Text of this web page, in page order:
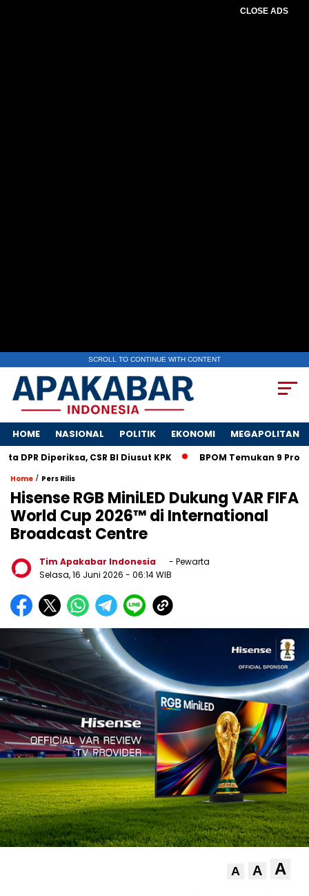
CLOSE ADS
SCROLL TO CONTINUE WITH CONTENT
HOME NASIONAL POLITIK EKONOMI MEGAPOLITAN
CSR BI Diusut KPK BPOM Temukan 9 Produk Obat
Home / Pers Rilis
Hisense RGB MiniLED Dukung VAR FIFA
World Cup 2026™ di International
Broadcast Centre
Tim Apakabar Indonesia
- Pewarta
Selasa, 16 Juni 2026 - 06:14 WIB
A A A